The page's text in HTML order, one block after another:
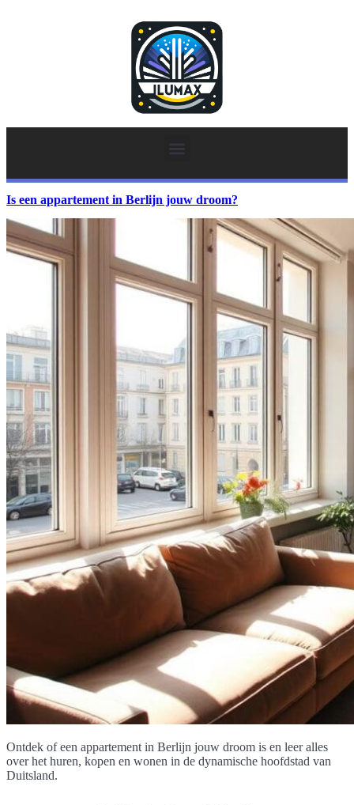
Is een appartement in Berlijn jouw droom?
Ontdek of een appartement in Berlijn jouw droom is en leer alles
over het huren, kopen en wonen in de dynamische hoofdstad van
Duitsland.